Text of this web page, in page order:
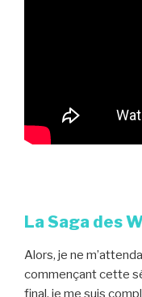
La Saga des
Alors, je ne
commençant cette
final, je me suis